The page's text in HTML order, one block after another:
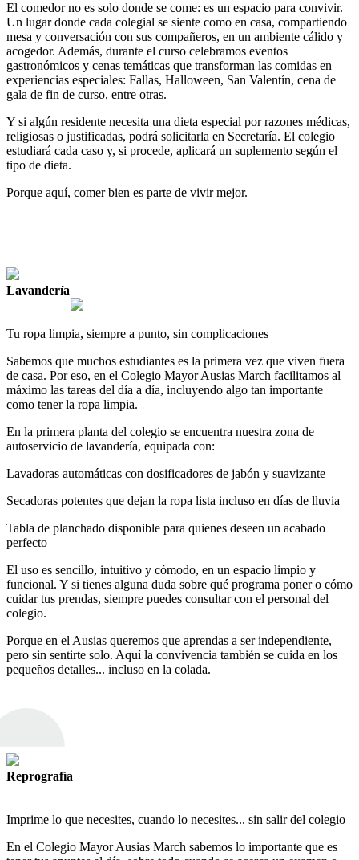
El comedorno es solo donde se come: es un espacio para convivir.
Un lugardonde cada colegial se siente como en casa, compartiendo
mesa y conversación con sus compañeros, en un ambiente cálido y
acogedor. Además, durante el curso celebramos eventos
gastronómicos y cenas temáticas que transforman las comidas en
experiencias especiales: Fallas, Halloween, San Valentín, cena de
gala de fin de curso, entre otras.
Y si algún residente necesita una dieta especial porrazones médicas,
religiosas o justificadas, podrá solicitarla en Secretaría. El colegio
estudiará cada caso y, si procede, aplicará un suplemento según el
tipo de dieta.
Porque aquí, comerbien es parte de vivirmejor.
Lavandería
Tu ropa limpia, siempre a punto, sin complicaciones
Sabemos que muchos estudiantes es la primera vez que viven fuera
de casa. Poreso, en el Colegio MayorAusias March facilitamos al
máximo las tareas del día a día, incluyendo algo tan importante
como tenerla ropa limpia.
En la primera planta del colegio se encuentra nuestra zona de
autoservicio de lavandería, equipada con:
Lavadoras automáticas con dosificadores de jabón y suavizante
Secadoras potentes que dejan la ropa lista incluso en días de lluvia
Tabla de planchado disponible para quienes deseen un acabado
perfecto
El uso es sencillo, intuitivo y cómodo, en un espacio limpio y
funcional. Y si tienes alguna duda sobre qué programa ponero cómo
cuidartus prendas, siempre puedes consultarcon el personal del
colegio.
Porque en el Ausias queremos que aprendas a serindependiente,
pero sin sentirte solo. Aquíla convivencia también se cuida en los
pequeños detalles... incluso en la colada.
Reprografía
Imprime lo que necesites, cuando lo necesites... sin salirdel colegio
En el Colegio MayorAusias March sabemos lo importante que es